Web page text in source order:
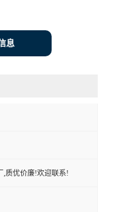
息
,质优价廉!欢迎联系!